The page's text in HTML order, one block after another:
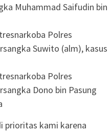
Muhammad Saifudin bin
Polres
Suwito (alm), kasus
Polres
Dono bin Pasung
prioritas kami karena